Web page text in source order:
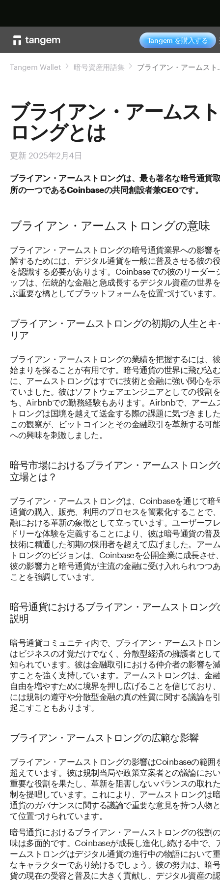
Tangem を購入する
Tangem Wallet 暗号資産用語集 ブライ
ブライアン・アームスト
ロングとは
更新 2025年2月4日
ブライアン・アームストロングは、最も著名な暗号通貨
所の一つであるCoinbaseの共同創設者兼CEOです。
ブライアン・アームストロングの意味
ブライアン・アームストロングの暗号通貨業界への影響
解するためには、デジタル通貨を一般に普及させる彼の
を認識する必要があります。Coinbaseでの彼のリーダー
ップは、伝統的な金融と急成長するデジタル資産の世界
ぶ重要な橋としてプラットフォームを位置づけています。
ブライアン・アームストロングの初期の人生とキ
リア
ブライアン・アームストロングの業績を把握するには、
始まりを探ることが有用です。暗号通貨の世界に飛び込
に、アームストロングはすでに技術と金融に強い関心を
ていました。彼はソフトウェアエンジニアとしての役割
ち、Airbnbでの勤務経験もあります。Airbnbで、アーム
トロングは国境を越えて送金する際の課題に気づきまし
この観察が、ビットコインとその金融取引を革新する可
への興味を刺激しました。
暗号市場におけるブライアン・アームストロング
立場とは？
ブライアン・アームストロングは、Coinbaseを通じて暗
通貨の購入、販売、利用のプロセスを簡素化することで
融における革新の象徴として立っています。ユーザーフ
ドリーな体験を定義することにより、彼は暗号通貨の普
技術に精通した初期の採用者を超えて広げました。アー
トロングのビジョンは、Coinbaseを公開企業に成長させ
彼の影響力と暗号通貨が主流の金融に受け入れられつつ
ことを強調しています。
暗号通貨におけるブライアン・アームストロング
説明
暗号通貨コミュニティ内で、ブライアン・アームストロ
はビジネスの才覚だけでなく、分散型経済の擁護者とし
知られています。彼は金融取引における仲介者の影響を
すことを強く支持しています。アームストロングは、金
自由を増やすために境界を押し広げることを信じており
には規制の遵守や分散型金融の真の性質に関する議論を
起こすこともあります。
ブライアン・アームストロングの広範な影響
ブライアン・アームストロングの影響はCoinbaseの範囲
超えています。彼は規制当局や政策立案者との議論にお
重要な役割を果たし、革新を阻害しないバランスの取れ
制を提唱しています。これにより、アームストロングは
通貨のガバナンスに関する議論で重要な意見を持つ人物
て位置づけられています。
暗号通貨におけるブライアン・アームストロングの役割
味は多面的です。Coinbaseが成長し進化し続ける中で、
ームストロングはデジタル通貨の進行中の物語において
なキャラクターであり続けるでしょう。彼の努力は、暗
貨の現在の受容と普及に大きく貢献し、デジタル資産の